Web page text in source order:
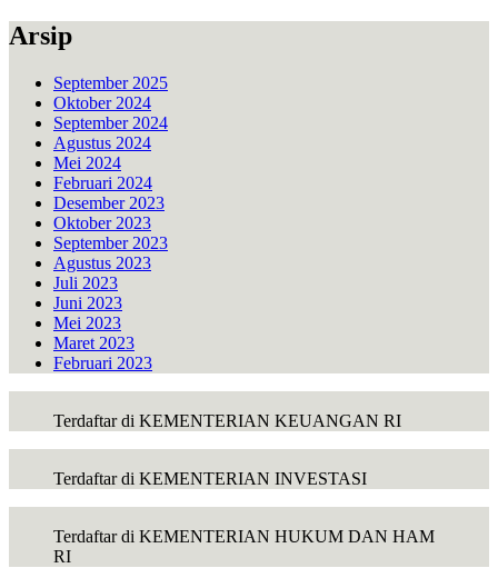
Arsip
September 2025
Oktober 2024
September 2024
Agustus 2024
Mei 2024
Februari 2024
Desember 2023
Oktober 2023
September 2023
Agustus 2023
Juli 2023
Juni 2023
Mei 2023
Maret 2023
Februari 2023
Terdaftar di KEMENTERIAN KEUANGAN RI
Terdaftar di KEMENTERIAN INVESTASI
Terdaftar di KEMENTERIAN HUKUM DAN HAM
RI